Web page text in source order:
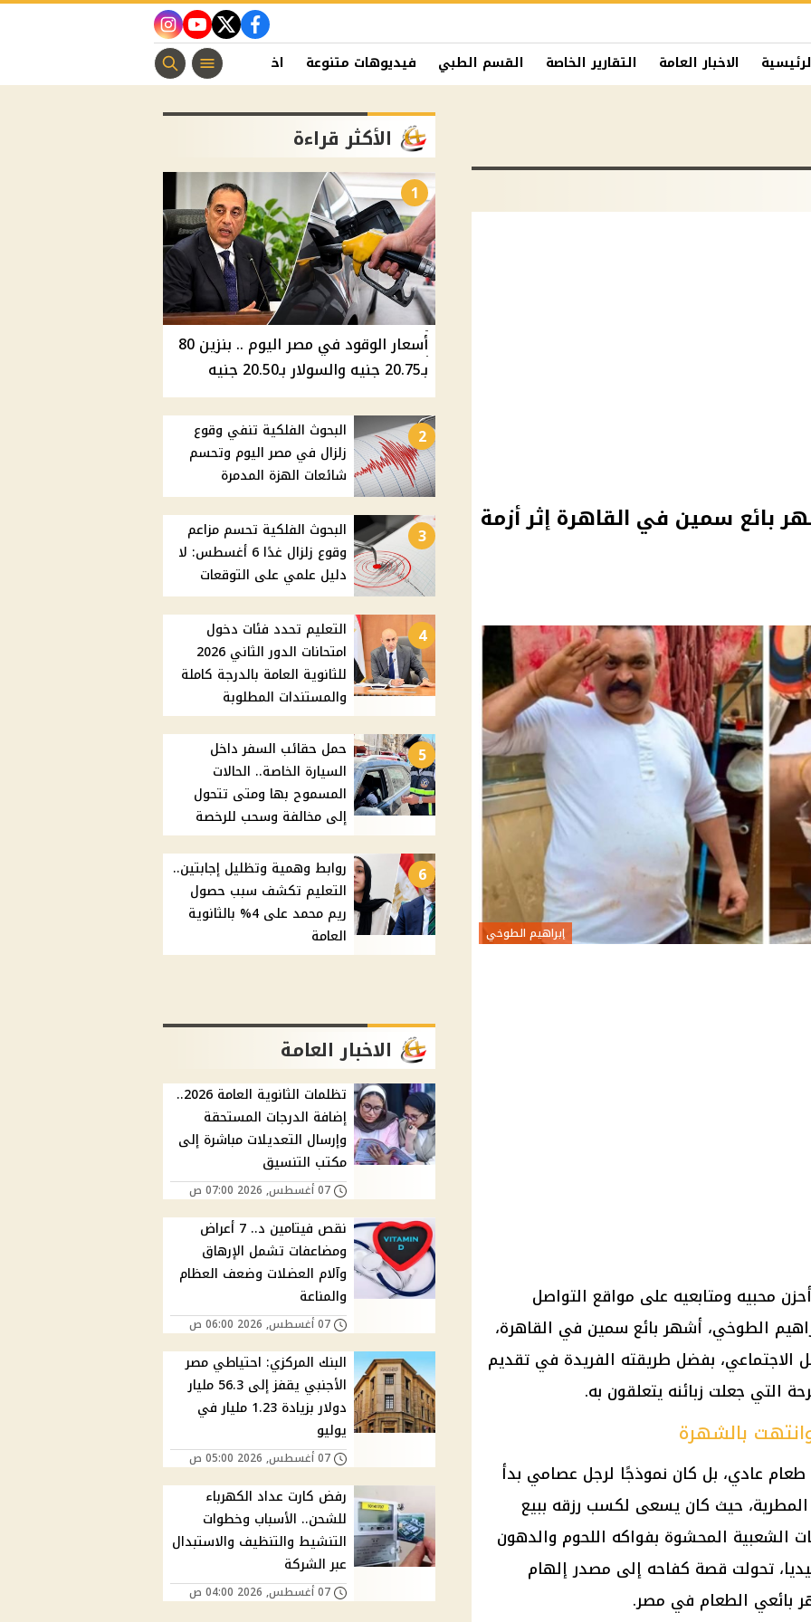
facebook
twitter
youtube
instagram
الاخبار العامة التقارير الخاصة القسم الطبي فيديوهات متنوعة اخبار الفن منوعات مسيحية
بائع سمين في القاهرة إثر أزمة
إبراهيم الطوخي
محبيه ومتابعيه على مواقع التواصل
الطوخي، أشهر بائع سمين في القاهرة،
الاجتماعي، بفضل طريقته الفريدة في تقديم
التي جعلت زبائنه يتعلقون به.
بالشهرة
عادي، بل كان نموذجًا لرجل عصامي بدأ
حيث كان يسعى لكسب رزقه ببيع
الشعبية المحشوة بفواكه اللحوم والدهون
تحولت قصة كفاحه إلى مصدر إلهام
بائعي الطعام في مصر.
الأكثر قراءة
1
أسعار الوقود في مصر اليوم .. بنزين 80
بـ20.75 جنيه والسولار بـ20.50 جنيه
2
البحوث الفلكية تنفي وقوع
زلزال في مصر اليوم وتحسم
شائعات الهزة المدمرة
3
البحوث الفلكية تحسم مزاعم
وقوع زلزال غدًا 6 أغسطس: لا
دليل علمي على التوقعات
4
التعليم تحدد فئات دخول
امتحانات الدور الثاني 2026
للثانوية العامة بالدرجة كاملة
والمستندات المطلوبة
5
حمل حقائب السفر داخل
السيارة الخاصة.. الحالات
المسموح بها ومتى تتحول
إلى مخالفة وسحب للرخصة
6
روابط وهمية وتظليل إجابتين..
التعليم تكشف سبب حصول
ريم محمد على 4% بالثانوية
العامة
الاخبار العامة
تظلمات الثانوية العامة 2026..
إضافة الدرجات المستحقة
وإرسال التعديلات مباشرة إلى
مكتب التنسيق
07 أغسطس, 2026 07:00 ص
نقص فيتامين د.. 7 أعراض
ومضاعفات تشمل الإرهاق
وآلام العضلات وضعف العظام
والمناعة
07 أغسطس, 2026 06:00 ص
البنك المركزي: احتياطي مصر
الأجنبي يقفز إلى 56.3 مليار
دولار بزيادة 1.23 مليار في
يوليو
07 أغسطس, 2026 05:00 ص
رفض كارت عداد الكهرباء
للشحن.. الأسباب وخطوات
التنشيط والتنظيف والاستبدال
عبر الشركة
07 أغسطس, 2026 04:00 ص